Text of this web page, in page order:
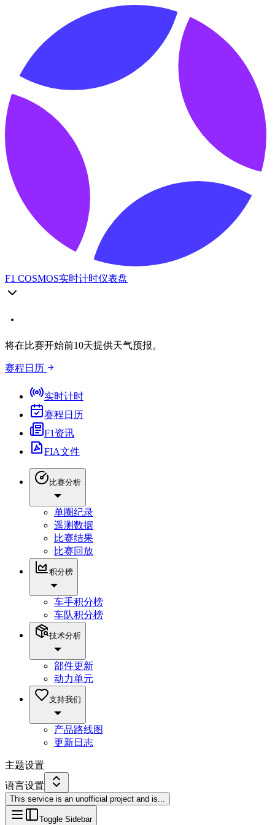
F1 COSMOS实时计时仪表盘
将在比赛开始前10天提供天气预报。
赛程日历
实时计时
赛程日历
F1资讯
FIA文件
比赛分析
单圈纪录
遥测数据
比赛结果
比赛回放
积分榜
车手积分榜
车队积分榜
技术分析
部件更新
动力单元
支持我们
产品路线图
更新日志
主题设置
语言设置
This service is an unofficial project and is...
Toggle Sidebar